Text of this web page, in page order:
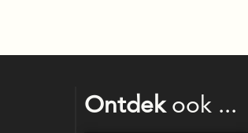
Ontdekook ...